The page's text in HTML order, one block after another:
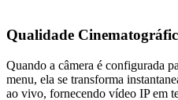
Qualidade
Quando a câmera é configurada
menu, ela se transforma
ao vivo, fornecendo vídeo IP em